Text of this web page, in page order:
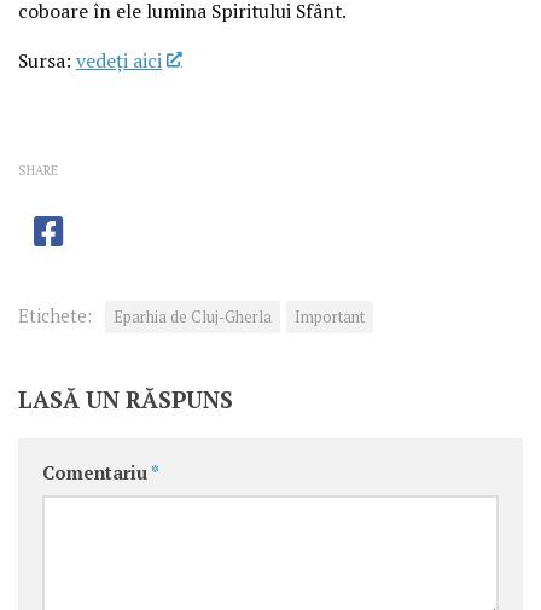
coboare în ele lumina Spiritului Sfânt.
Sursa: vedeţi aici
SHARE
Etichete: Eparhia de Cluj-Gherla Important
LASĂ UN RĂSPUNS
Comentariu *